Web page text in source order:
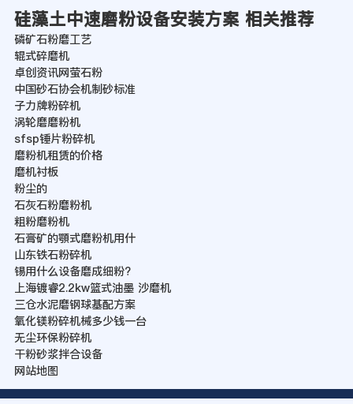
硅藻土中速磨粉设备安装方案 相关推荐
磷矿石粉磨工艺
辊式碎磨机
卓创资讯网萤石粉
中国砂石协会机制砂标准
子力牌粉碎机
涡轮磨磨粉机
sfsp锤片粉碎机
磨粉机租赁的价格
磨机衬板
粉尘的
石灰石粉磨粉机
粗粉磨粉机
石膏矿的顎式磨粉机用什
山东铁石粉碎机
锡用什么设备磨成细粉?
上海镀睿2.2kw篮式油墨 沙磨机
三仓水泥磨钢球基配方案
氧化镁粉碎机械多少钱一台
无尘环保粉碎机
干粉砂浆拌合设备
网站地图